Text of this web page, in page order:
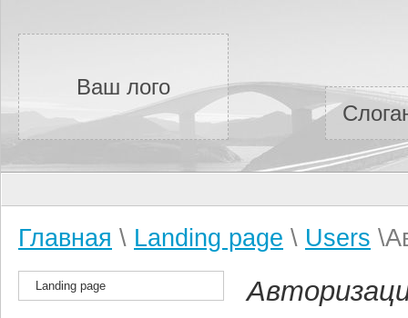
Ваш лого
Главная \ Landing page \ Users
Landing page